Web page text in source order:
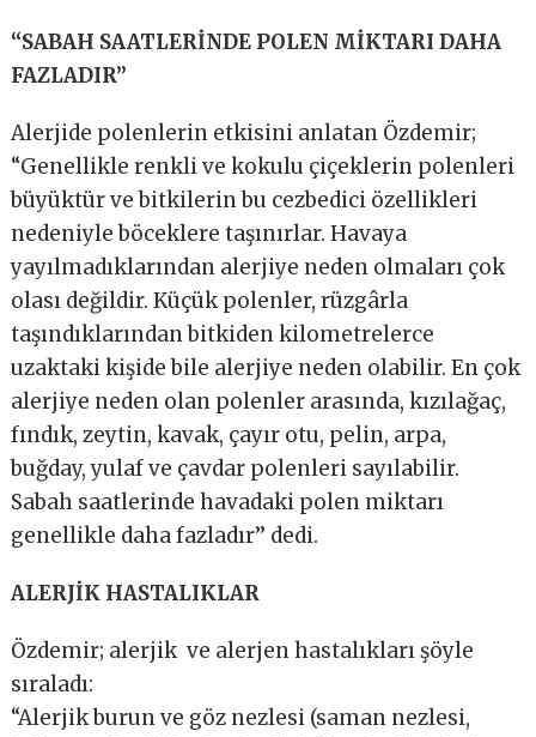
“SABAH SAATLERİNDE POLEN MİKTARI DAHA
FAZLADIR’’
Alerjide polenlerin etkisini anlatan Özdemir;
“Genellikle renkli ve kokulu çiçeklerin polenleri
büyüktür ve bitkilerin bu cezbedici özellikleri
nedeniyle böceklere taşınırlar. Havaya
yayılmadıklarından alerjiye neden olmaları çok
olası değildir. Küçük polenler, rüzgârla
taşındıklarından bitkiden kilometrelerce
uzaktaki kişide bile alerjiye neden olabilir. En çok
alerjiye neden olan polenler arasında, kızılağaç,
fındık, zeytin, kavak, çayır otu, pelin, arpa,
buğday, yulaf ve çavdar polenleri sayılabilir.
Sabah saatlerinde havadaki polen miktarı
genellikle daha fazladır’’ dedi.
ALERJİK HASTALIKLAR
Özdemir; alerjik ve alerjen hastalıkları şöyle
sıraladı:
“Alerjik burun ve göz nezlesi (saman nezlesi,